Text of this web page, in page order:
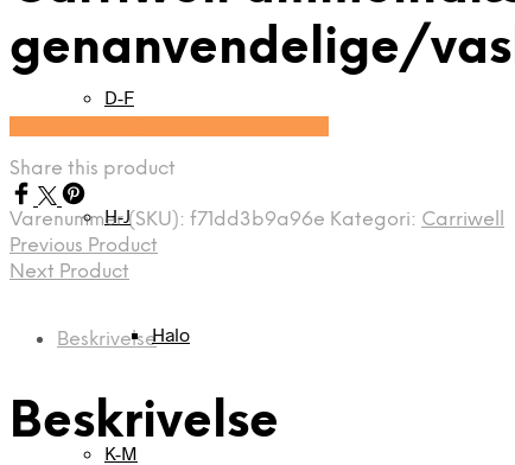
D-F
H-J
Halo
K-M
genanvendelige/
Share this product
Varenummer (SKU): f71dd3b9a96e Kategori: Carriwell
Previous Product
Next Product
Beskrivelse
Beskrivelse